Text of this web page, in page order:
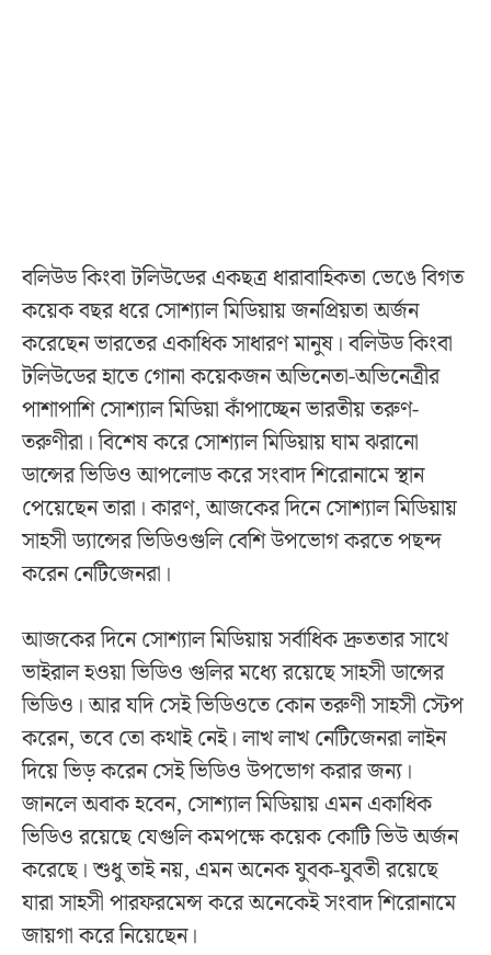
বলিউড কিংবা টলিউডের একছত্র ধারাবাহিকতা ভেঙে বিগত
কয়েক বছর ধরে সোশ্যাল মিডিয়ায় জনপ্রিয়তা অর্জন
করেছেন ভারতের একাধিক সাধারণ মানুষ। বলিউড কিংবা
টলিউডের হাতে গোনা কয়েকজন অভিনেতা-অভিনেত্রীর
পাশাপাশি সোশ্যাল মিডিয়া কাঁপাচ্ছেন ভারতীয় তরুণ-
তরুণীরা। বিশেষ করে সোশ্যাল মিডিয়ায় ঘাম ঝরানো
ডান্সের ভিডিও আপলোড করে সংবাদ শিরোনামে স্থান
পেয়েছেন তারা। কারণ, আজকের দিনে সোশ্যাল মিডিয়ায়
সাহসী ড্যান্সের ভিডিওগুলি বেশি উপভোগ করতে পছন্দ
করেন নেটিজেনরা।
আজকের দিনে সোশ্যাল মিডিয়ায় সর্বাধিক দ্রুততার সাথে
ভাইরাল হওয়া ভিডিও গুলির মধ্যে রয়েছে সাহসী ডান্সের
ভিডিও। আর যদি সেই ভিডিওতে কোন তরুণী সাহসী স্টেপ
করেন, তবে তো কথাই নেই। লাখ লাখ নেটিজেনরা লাইন
দিয়ে ভিড় করেন সেই ভিডিও উপভোগ করার জন্য।
জানলে অবাক হবেন, সোশ্যাল মিডিয়ায় এমন একাধিক
ভিডিও রয়েছে যেগুলি কমপক্ষে কয়েক কোটি ভিউ অর্জন
করেছে। শুধু তাই নয়, এমন অনেক যুবক-যুবতী রয়েছে
যারা সাহসী পারফরমেন্স করে অনেকেই সংবাদ শিরোনামে
জায়গা করে নিয়েছেন।